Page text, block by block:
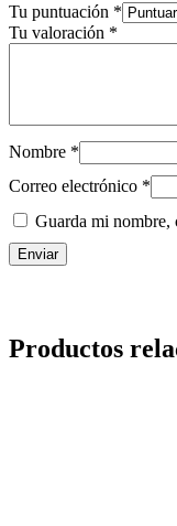
Tu puntuación *
Tu valoración *
Nombre *
Correo electrónico *
Guarda mi nombre,
Productos